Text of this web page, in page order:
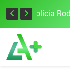
Tecnologia inovadora desenvolvida na UFSM/FW utiliza drones e IA para monitorar a qualidade da água